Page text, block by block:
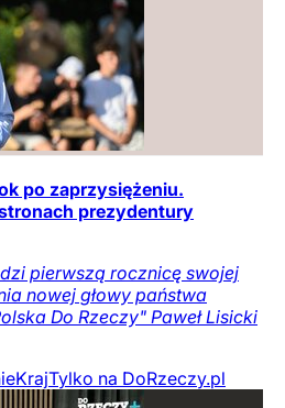
po zaprzysiężeniu.
prezydentury
pierwszą rocznicę swojej
nowej głowy państwa
Do Rzeczy" Paweł Lisicki
KrajTylko na DoRzeczy.pl